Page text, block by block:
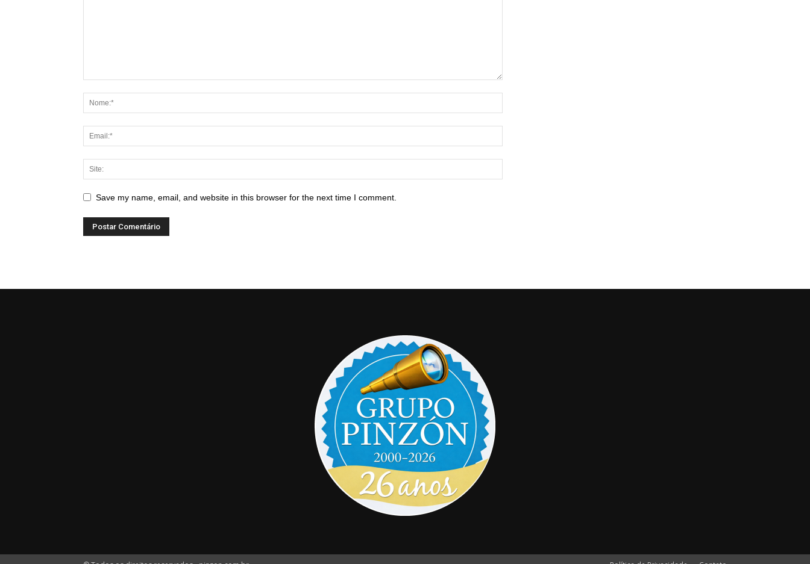
Save my name, email, and website in this browser for the next time I comment.